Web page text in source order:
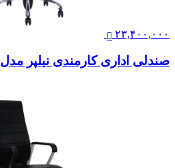
۲۳,۴۰۰,۰۰۰
صندلی اداری کارمندی نیلپر مدل OCT 708H